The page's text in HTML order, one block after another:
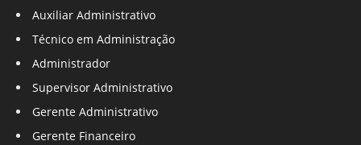
Auxiliar Administrativo
Técnico em Administração
Administrador
Supervisor Administrativo
Gerente Administrativo
Gerente Financeiro